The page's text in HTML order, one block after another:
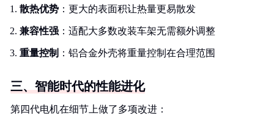
散热优势 ：更大的表面积让热量更易散发
兼容性强 ：适配大多数改装车架无需额外调整
重量控制 ：铝合金外壳将重量控制在合理范围
三、智能时代的性能进化
第四代电机在细节上做了多项改进：